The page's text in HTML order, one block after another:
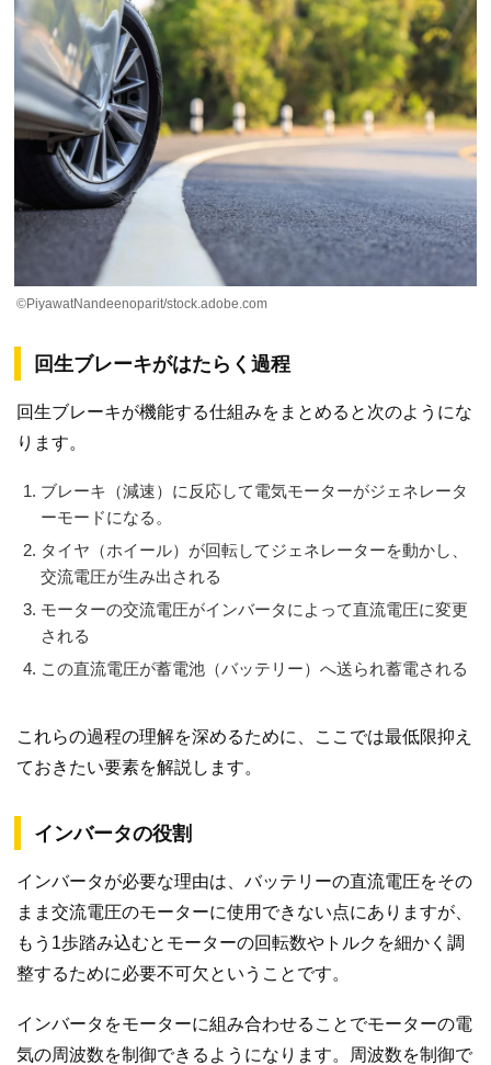
©PiyawatNandeenoparit/stock.adobe.com
回生ブレーキがはたらく過程
回生ブレーキが機能する仕組みをまとめると次のようにな
ります。
ブレーキ（減速）に反応して電気モーターがジェネレータ
ーモードになる。
タイヤ（ホイール）が回転してジェネレーターを動かし、
交流電圧が生み出される
モーターの交流電圧がインバータによって直流電圧に変更
される
この直流電圧が蓄電池（バッテリー）へ送られ蓄電される
これらの過程の理解を深めるために、ここでは最低限抑え
ておきたい要素を解説します。
インバータの役割
インバータが必要な理由は、バッテリーの直流電圧をその
まま交流電圧のモーターに使用できない点にありますが、
もう1歩踏み込むとモーターの回転数やトルクを細かく調
整するために必要不可欠ということです。
インバータをモーターに組み合わせることでモーターの電
気の周波数を制御できるようになります。周波数を制御で